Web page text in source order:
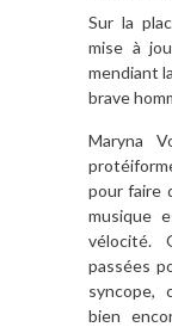
Sur la
mise à
mendiant
brave
Maryna
pour faire
musique
vélocité.
passées
syncope,
bien